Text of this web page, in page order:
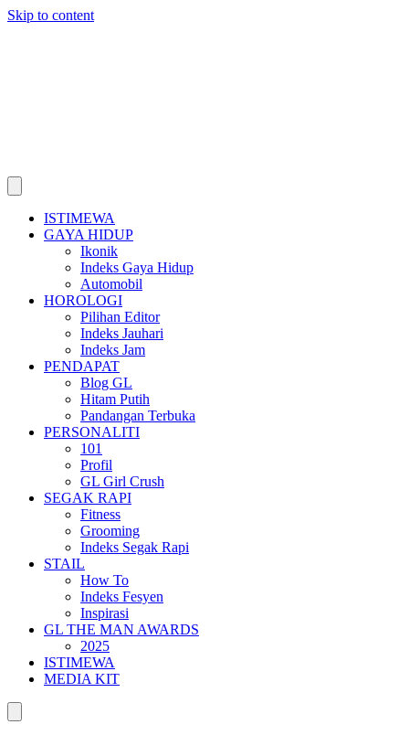
Skip to content
ISTIMEWA
GAYA HIDUP
Ikonik
Indeks Gaya Hidup
Automobil
HOROLOGI
Pilihan Editor
Indeks Jauhari
Indeks Jam
PENDAPAT
Blog GL
Hitam Putih
Pandangan Terbuka
PERSONALITI
101
Profil
GL Girl Crush
SEGAK RAPI
Fitness
Grooming
Indeks Segak Rapi
STAIL
How To
Indeks Fesyen
Inspirasi
GL THE MAN AWARDS
2025
ISTIMEWA
MEDIA KIT